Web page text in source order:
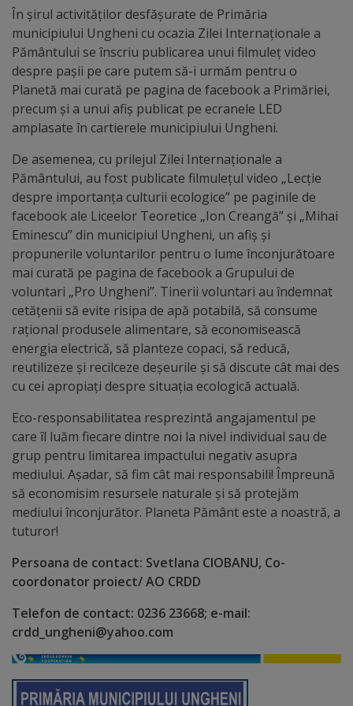
tarife
Înscrierea
copiilor
în
grădiniță/Plăți
Înterprinderi
municipale
Comgaz-
Plus
Modele
de
cerere
Arhitectură
și
urbanism
Transparență
decizională
Proiecte
de
decizii
Decizii
În șirul activităților desfășurate de Primăria
municipiului Ungheni cu ocazia Zilei Internaționale a
Pământului se înscriu publicarea unui filmuleț video
despre pașii pe care putem să-i urmăm pentru o
Planetă mai curată pe pagina de facebook a Primăriei,
precum și a unui afiș publicat pe ecranele LED
amplasate în cartierele municipiului Ungheni.
De asemenea, cu prilejul Zilei Internaționale a
Pământului, au fost publicate filmulețul video „Lecție
despre importanța culturii ecologice” pe paginile de
facebook ale Liceelor Teoretice „Ion Creangă” și „Mihai
Eminescu” din municipiul Ungheni, un afiș și
propunerile voluntarilor pentru o lume înconjurătoare
mai curată pe pagina de facebook a Grupului de
voluntari „Pro Ungheni”. Tinerii voluntari au îndemnat
cetățenii să evite risipa de apă potabilă, să consume
rațional produsele alimentare, să economisească
energia electrică, să planteze copaci, să reducă,
reutilizeze și recilceze deșeurile și să discute cât mai des
cu cei apropiați despre situația ecologică actuală.
Eco-responsabilitatea resprezintă angajamentul pe
care îl luăm fiecare dintre noi la nivel individual sau de
grup pentru limitarea impactului negativ asupra
mediului. Așadar, să fim cât mai responsabili! Împreună
să economisim resursele naturale și să protejăm
mediului înconjurător. Planeta Pământ este a noastră, a
tuturor!
Persoana de contact: Svetlana CIOBANU, Co-
coordonator proiect/ AO CRDD
Telefon de contact: 0236 23668; e-mail:
crdd_ungheni@yahoo.com